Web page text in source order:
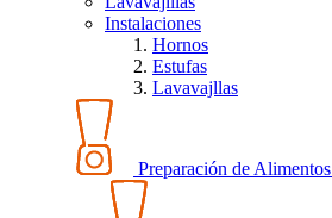
Instalaciones
Hornos
Estufas
Lavavajllas
Preparación de Alimentos